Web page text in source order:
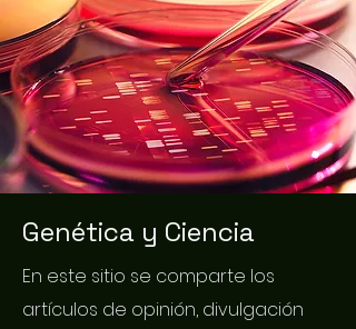
Genética y Ciencia
En este sitio se comparte los
artículos de opinión, divulgación